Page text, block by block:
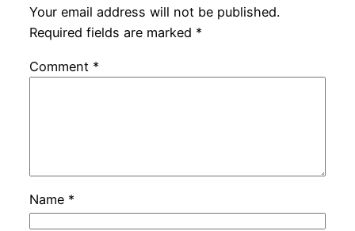
Your email address will not be published.
Required fields are marked *
Comment *
Name *